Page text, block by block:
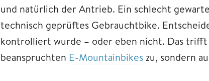
und natürlich der Antrieb. Ein schlecht
technisch geprüftes Gebrauchtbike.
kontrolliert wurde – oder eben nicht. Das
beanspruchten E-Mountainbikeszu, sondern